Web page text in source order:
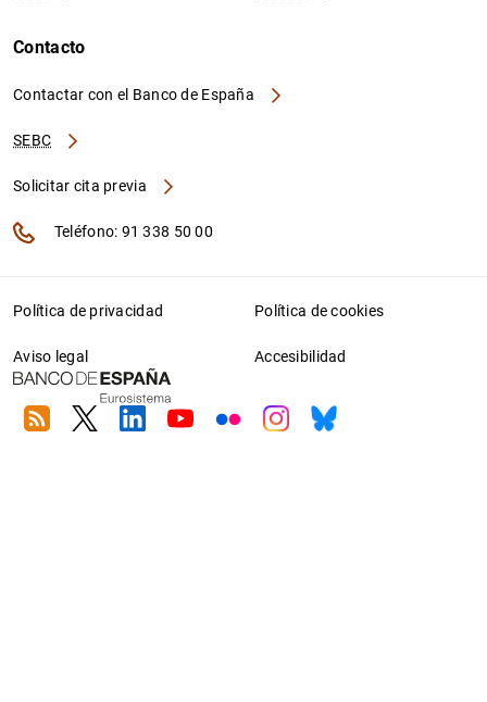
Contacto
Contactar con el Banco de España
SEBC
Solicitar cita previa
Teléfono: 91 338 50 00
Política de privacidad Política de cookies
Aviso legal Accesibilidad
RSS TwitterLinkedin
YoutubeFlickrInstagram
Bluesky